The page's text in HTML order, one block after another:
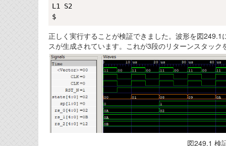
L1 S2
正しく実行することが検証できました。波形を図
スが生成されています。これが3段のリターンスタック
図249.1 検